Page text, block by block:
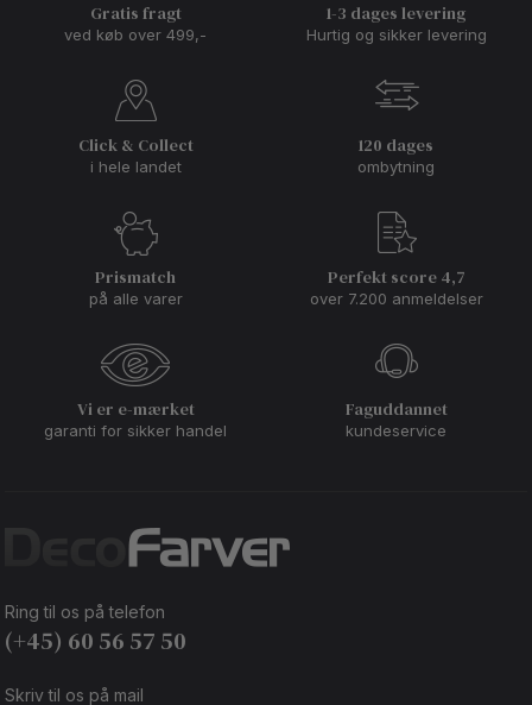
Gratis fragt
ved køb over 499,-
1-3 dages levering
Hurtig og sikker levering
Click & Collect
i hele landet
120 dages
ombytning
Prismatch
på alle varer
Perfekt score 4,7
over 7.200 anmeldelser
Vi er e-mærket
garanti for sikker handel
Faguddannet
kundeservice
Ring til os på telefon
(+45) 60 56 57 50
Skriv til os på mail